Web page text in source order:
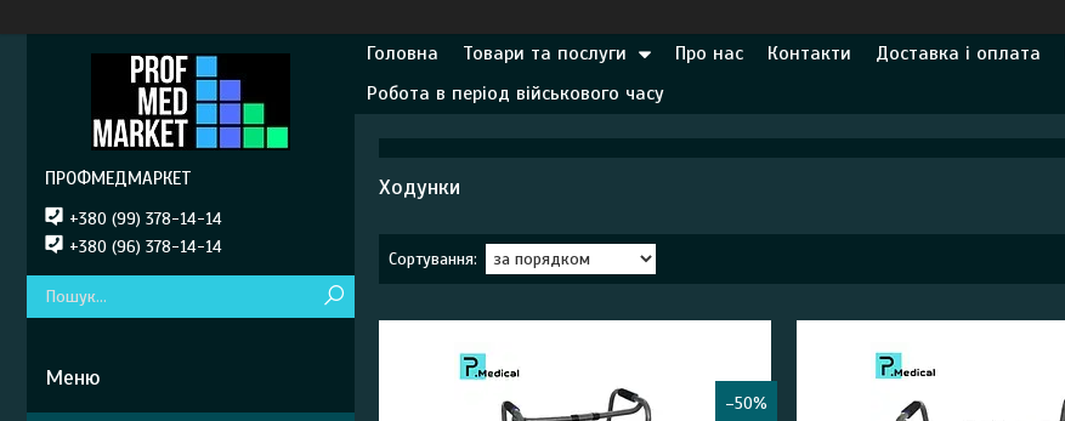
Головна Товари та послуги Про нас Контакти Доставка і оплата
Робота в період військового часу
Ходунки
–50%
ПРОФМЕДМАРКЕТ
+380 (99) 378-14-14
+380 (96) 378-14-14